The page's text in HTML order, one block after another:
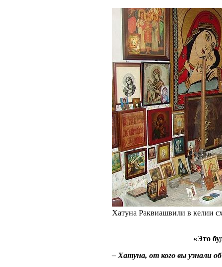
Хатуна Раквиашвили в келии
«Это
– Хатуна, от кого вы узнали